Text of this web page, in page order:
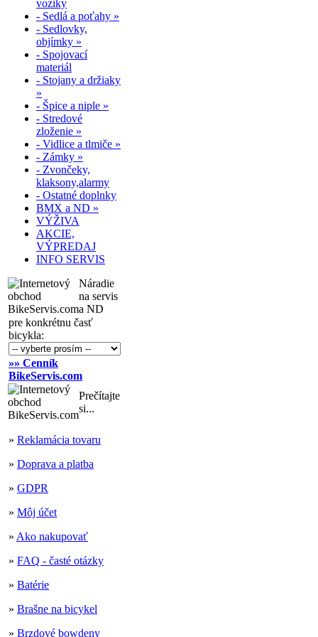
vozíky
- Sedlá a poťahy »
- Sedlovky,
objímky »
- Spojovací
materiál
- Stojany a držiaky
»
- Špice a niple »
- Stredové
zloženie »
- Vidlice a tlmiče »
- Zámky »
- Zvončeky,
klaksony,alarmy
- Ostatné doplnky
BMX a ND »
VÝŽIVA
AKCIE,
VÝPREDAJ
INFO SERVIS
Náradie
na servis
a ND
pre konkrétnu časť
bicykla:
»» Cenník
BikeServis.com
Prečítajte
si...
» Reklamácia tovaru
» Doprava a platba
» GDPR
» Môj účet
» Ako nakupovať
» FAQ - časté otázky
» Batérie
» Brašne na bicykel
» Brzdové bowdeny